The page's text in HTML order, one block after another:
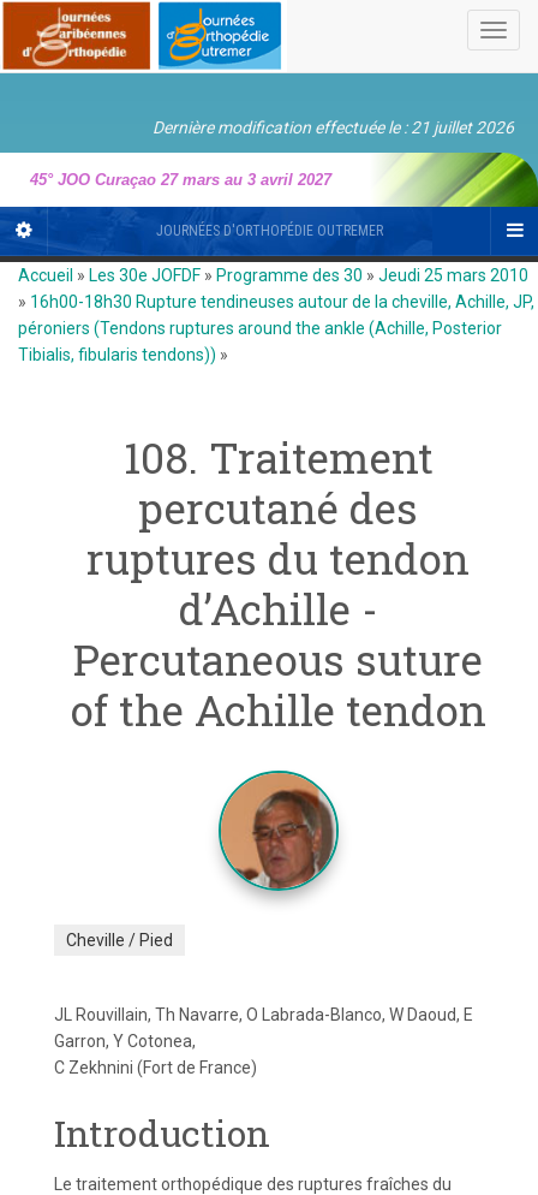
Dernière modification effectuée le : 21 juillet 2026
45° JOO Curaçao 27 mars au 3 avril 2027
JOURNÉES D'ORTHOPÉDIE OUTREMER
Accueil » Les 30e JOFDF » Programme des 30 » Jeudi 25 mars 2010
» 16h00-18h30 Rupture tendineuses autour de la cheville, Achille, JP,
péroniers (Tendons ruptures around the ankle (Achille, Posterior
Tibialis, fibularis tendons)) »
108. Traitement
percutané des
ruptures du tendon
d’Achille -
Percutaneous suture
of the Achille tendon
Cheville / Pied
JL Rouvillain, Th Navarre, O Labrada-Blanco, W Daoud, E
Garron, Y Cotonea,
C Zekhnini (Fort de France)
Introduction
Le traitement orthopédique des ruptures fraîches du